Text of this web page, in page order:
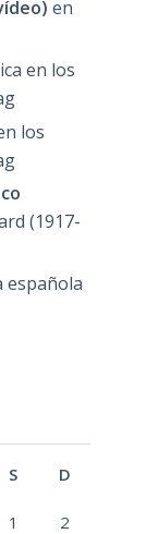
en
en los
los
(1917-
española
S D
1 2